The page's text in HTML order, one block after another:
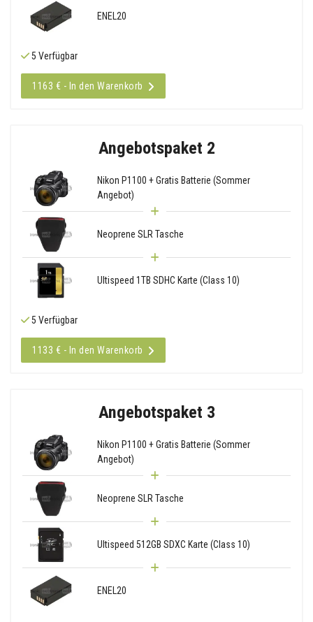
ENEL20
5 Verfügbar
1163 € - In den Warenkorb
Angebotspaket 2
Nikon P1100 + Gratis Batterie (Sommer
Angebot)
Neoprene SLR Tasche
Ultispeed 1TB SDHC Karte (Class 10)
5 Verfügbar
1133 € - In den Warenkorb
Angebotspaket 3
Nikon P1100 + Gratis Batterie (Sommer
Angebot)
Neoprene SLR Tasche
Ultispeed 512GB SDXC Karte (Class 10)
ENEL20